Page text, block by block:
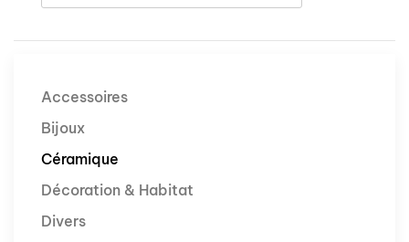
Accessoires
Bijoux
Céramique
Décoration & Habitat
Divers